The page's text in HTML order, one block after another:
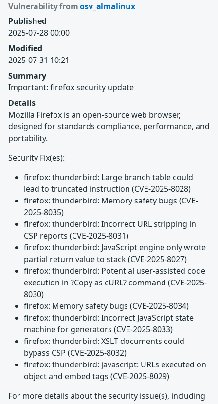
Vulnerability fromosv_almalinux
Published
2025-07-28 00:00
Modified
2025-07-31 10:21
Summary
Important: firefox security update
Details
Mozilla Firefox is an open-source web browser,
designed for standards compliance, performance, and
portability.
Security Fix(es):
firefox: thunderbird: Large branch table could
lead to truncated instruction (CVE-2025-8028)
firefox: thunderbird: Memory safety bugs (CVE-
2025-8035)
firefox: thunderbird: Incorrect URL stripping in
CSP reports (CVE-2025-8031)
firefox: thunderbird: JavaScript engine only wrote
partial return value to stack (CVE-2025-8027)
firefox: thunderbird: Potential user-assisted code
execution in ?Copy as cURL? command (CVE-2025-
8030)
firefox: Memory safety bugs (CVE-2025-8034)
firefox: thunderbird: Incorrect JavaScript state
machine for generators (CVE-2025-8033)
firefox: thunderbird: XSLT documents could
bypass CSP (CVE-2025-8032)
firefox: thunderbird: javascript: URLs executed on
object and embed tags (CVE-2025-8029)
For more details about the security issue(s), including